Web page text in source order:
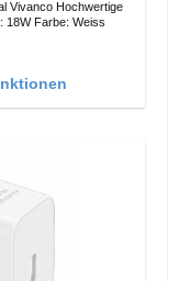
18W Farbe: Weiss